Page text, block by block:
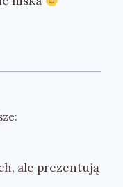
ale prezentują